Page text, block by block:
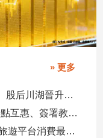
» 更多
台股收跌214點！外資小買20億 股后川湖晉升萬金股
高雄陸奧市深化交流 即日啟動景點互惠、簽署教育合作MOU
美國運通耀金卡全面升級 外送旅遊平台消費最高回饋4400刷卡金！